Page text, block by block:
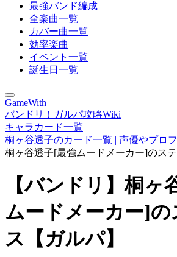
最強バンド編成
全楽曲一覧
カバー曲一覧
効率楽曲
イベント一覧
誕生日一覧
GameWith
バンドリ！ガルパ攻略Wiki
キャラカード一覧
桐ヶ谷透子のカード一覧 | 声優やプロ
桐ヶ谷透子[最強ムードメーカー]のス
【バンドリ】桐ヶ
ムードメーカー]の
ス【ガルパ】